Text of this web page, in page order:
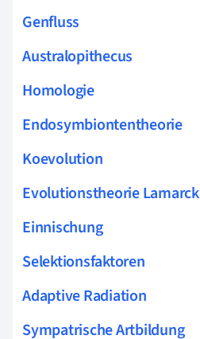
Genfluss
Australopithecus
Homologie
Endosymbiontentheorie
Koevolution
Evolutionstheorie Lamarck
Einnischung
Selektionsfaktoren
Adaptive Radiation
Sympatrische Artbildung